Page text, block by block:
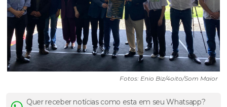
Fotos: Enio Biz/4oito/Som Maior
Quer receber notícias como esta em seu Whatsapp?